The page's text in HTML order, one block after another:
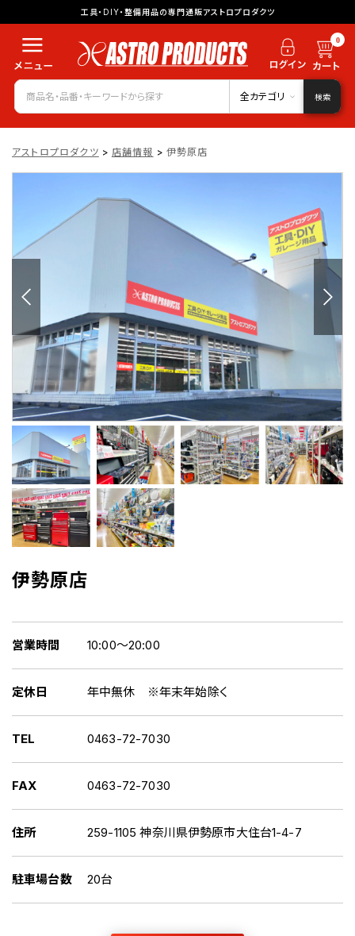
工具・DIY・整備用品の専門通販アストロプロダクツ
0
全カテゴリ 検索
アストロプロダクツ > 店舗情報 > 伊勢原店
伊勢原店
営業時間 10:00～20:00
定休日 年中無休 ※年末年始除く
TEL 0463-72-7030
FAX 0463-72-7030
住所 259-1105 神奈川県伊勢原市大住台1-4-7
駐車場台数 20台